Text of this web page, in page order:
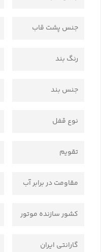
جنس پشت قاب
رنگ بند
جنس بند
نوع قفل
تقویم
مقاومت در برابر آب
کشور سازنده موتور
گارانتی ایران